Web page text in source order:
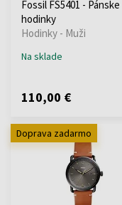
Fossil FS5401 - Pánske
hodinky
Hodinky - Muži
Na sklade
110,00 €
Doprava zadarmo